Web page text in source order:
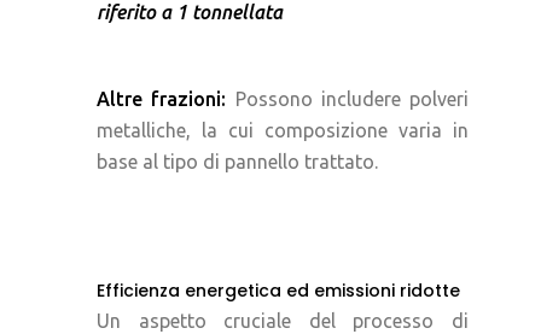
riferito a 1 tonnellata
Altre frazioni: Possono includere polveri
metalliche, la cui composizione varia in
base al tipo di pannello trattato.
Efficienza energetica ed emissioni ridotte
Un aspetto cruciale del processo di